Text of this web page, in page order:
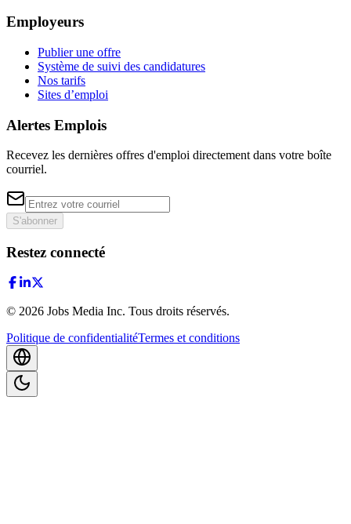
Employeurs
Publier une offre
Système de suivi des candidatures
Nos tarifs
Sites d’emploi
Alertes Emplois
Recevez les dernières offres d'emploi directement dans votre boîte
courriel.
S'abonner
Restez connecté
© 2026 Jobs Media Inc. Tous droits réservés.
Politique de confidentialitéTermes et conditions